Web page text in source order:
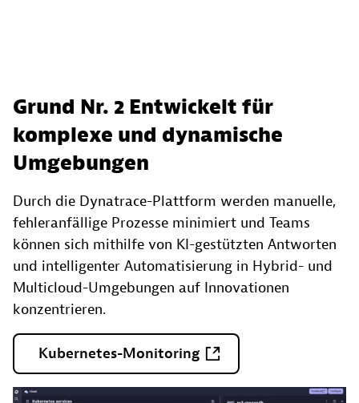
Grund Nr. 2 Entwickelt für
komplexe und dynamische
Umgebungen
Durch die Dynatrace-Plattform werden manuelle,
fehleranfällige Prozesse minimiert und Teams
können sich mithilfe von KI-gestützten Antworten
und intelligenter Automatisierung in Hybrid- und
Multicloud-Umgebungen auf Innovationen
konzentrieren.
Kubernetes-Monitoring